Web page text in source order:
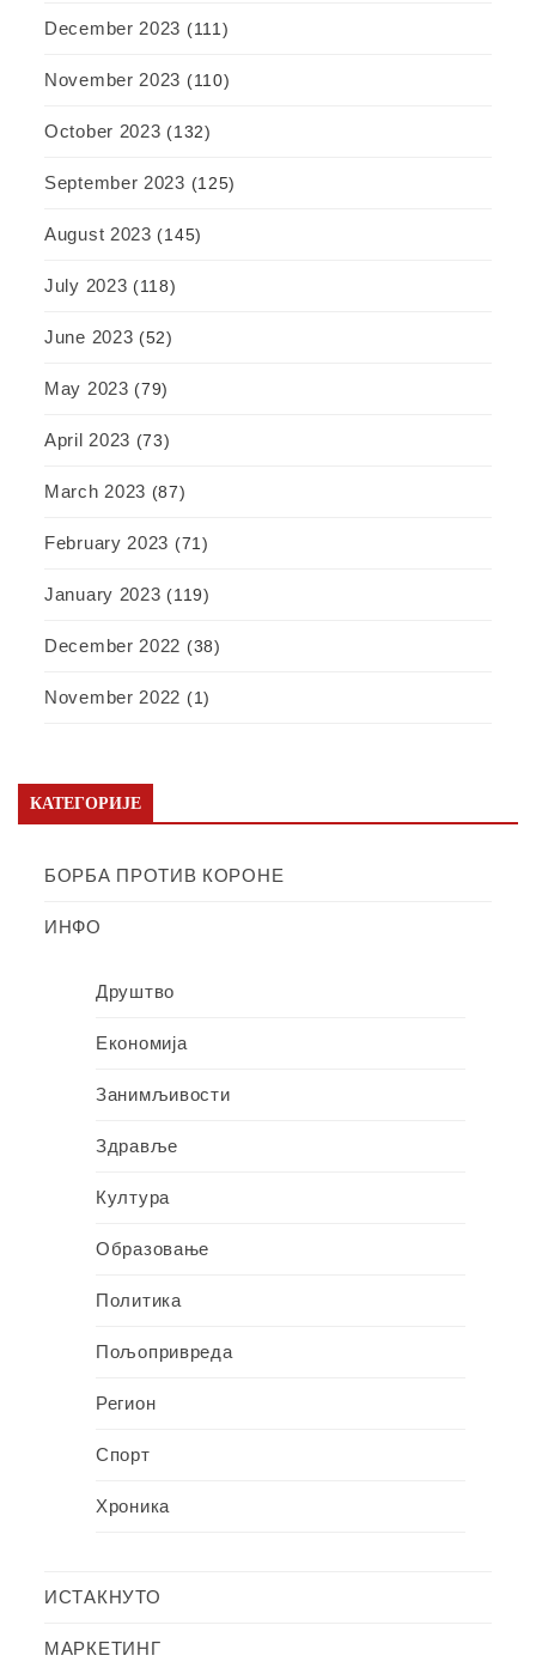
December 2023 (111)
November 2023 (110)
October 2023 (132)
September 2023 (125)
August 2023 (145)
July 2023 (118)
June 2023 (52)
May 2023 (79)
April 2023 (73)
March 2023 (87)
February 2023 (71)
January 2023 (119)
December 2022 (38)
November 2022 (1)
КАТЕГОРИЈЕ
БОРБА ПРОТИВ КОРОНЕ
ИНФО
Друштво
Економија
Занимљивости
Здравље
Култура
Образовање
Политика
Пољопривреда
Регион
Спорт
Хроника
ИСТАКНУТО
МАРКЕТИНГ